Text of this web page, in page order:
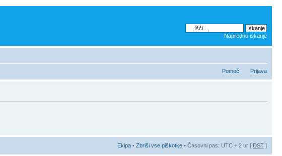
Napredno iskanje
Pomoč Prijava
Ekipa • Zbriši vse piškotke • Časovni pas: UTC + 2 ur [ DST ]